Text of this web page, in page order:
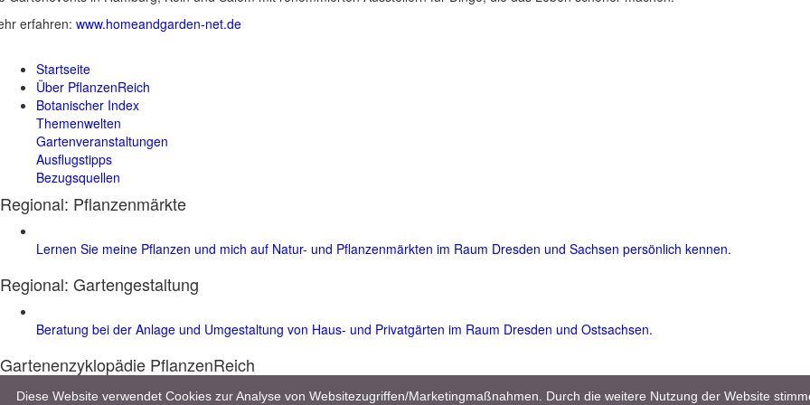
erfahren: www.homeandgarden-net.de
Startseite
Über PflanzenReich
Botanischer Index
Themenwelten
Gartenveranstaltungen
Ausflugstipps
Bezugsquellen
Regional: Pflanzenmärkte
Lernen Sie meine Pflanzen und mich auf Natur- und Pflanzenmärkten im Raum Dresden und Sachsen persönlich kennen.
Regional: Gartengestaltung
Beratung bei der Anlage und Umgestaltung von Haus- und Privatgärten im Raum Dresden und Ostsachsen.
Gartenenzyklopädie PflanzenReich
Entdecken Sie im Gartenlexikon mehr als 8.000 Pflanzen, 10.000 Bilder und viele nützliche und wertvolle Garten- und Pflegetipps für
Diese Website verwendet Cookies zur Analyse von Websitezugriffen/Marketingmaßnahmen. Durch die weitere Nutzung der Website